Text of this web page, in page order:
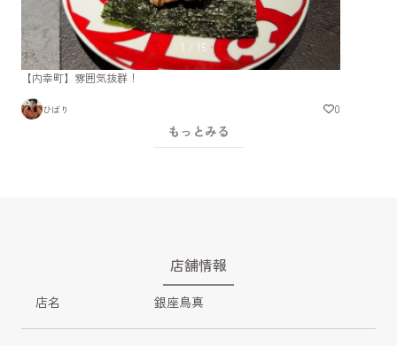
1 / 15
【内幸町】雰囲気抜群！
ひばり 0
もっとみる
店舗情報
店名 銀座鳥真